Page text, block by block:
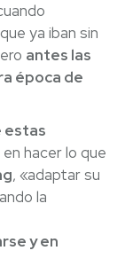
ya iban sin
antes las
época de
estas
hacer lo que
, «adaptar su
la
y en